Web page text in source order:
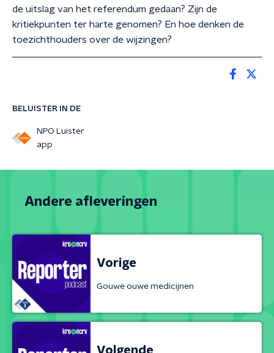
BELUISTER IN DE
NPO Luister
app
de uitslag van het referendum gedaan? Zijn de
kritiekpunten ter harte genomen? En hoe denken de
toezichthouders over de wijzingen?
Andere afleveringen
Vorige
Gouwe ouwe medicijnen
Volgende